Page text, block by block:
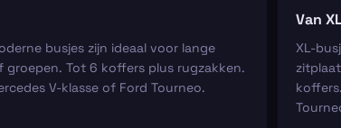
busjes zijn ideaal voor lange
groepen. Tot 6 koffers plus rugzakken.
V-klasse of Ford Tourneo.
Van
XL-